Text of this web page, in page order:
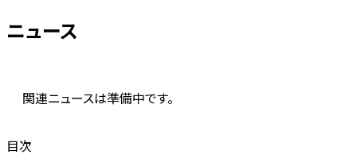
ニュース
関連ニュースは準備中です。
目次